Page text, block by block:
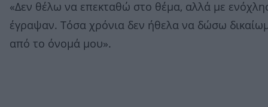
«Δεν θέλω να επεκταθώ στο θέμα, αλλά με
έγραψαν. Τόσα χρόνια δεν ήθελα να δώσω
από το όνομά μου».